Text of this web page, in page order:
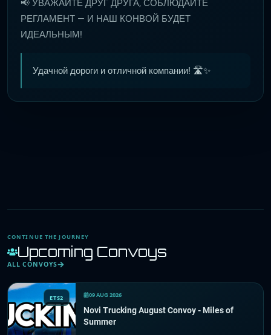
📢 УВАЖАЙТЕ ДРУГ ДРУГА, СОБЛЮДАЙТЕ
РЕГЛАМЕНТ — И НАШ КОНВОЙ БУДЕТ
ИДЕАЛЬНЫМ!
Удачной дороги и отличной компании! 🛣️✨
CONTINUE THE JOURNEY
Upcoming Convoys
ALL CONVOYS
ETS2 09 AUG 2026
Novi Trucking August Convoy - Miles of
Summer